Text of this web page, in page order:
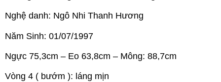
Nghệ danh: Ngô Nhi Thanh Hương
Năm Sinh: 01/07/1997
Ngực 75,3cm – Eo 63,8cm – Mông: 88,7cm
Vòng 4 ( bướm ): láng mịn